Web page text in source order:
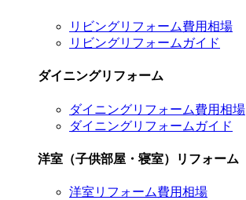
リビングリフォーム費用相場
リビングリフォームガイド
ダイニングリフォーム
ダイニングリフォーム費用相場
ダイニングリフォームガイド
洋室（子供部屋・寝室）リフォーム
洋室リフォーム費用相場